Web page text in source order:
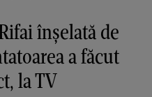
înșelată de
a făcut
la TV